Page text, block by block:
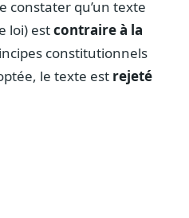
bord
position
un dossier
lobbying
constater qu’un texte
loi) estcontraire à la
constitutionnels
le texte est rejeté